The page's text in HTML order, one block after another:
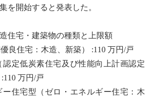
を開始すると発表した。
住宅・建築物の種類と上限額
良住宅：木造、新築） :110 万円/戸
定低炭素住宅及び性能向上計画認定
万円/戸
住宅型（ゼロ・エネルギー住宅：木